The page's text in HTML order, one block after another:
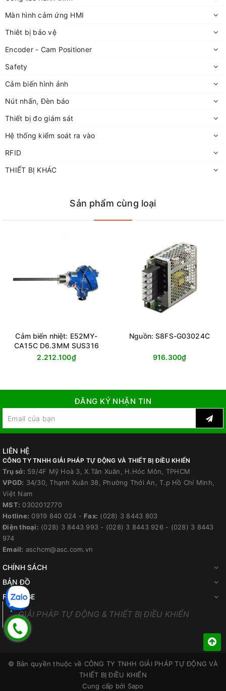
Màn hình cảm ứng HMI
Thiêt bị bảo vệ
Encoder - Cam Positioner
Safety
Cảm biến hình ảnh
Nút nhấn, Đèn báo
Thiết bị đo giám sát
Hệ thống kiểm soát ra vào
RFID
THIẾT BỊ KHÁC
Sản phẩm cùng loại
Cảm biến nhiệt: E52MY-
CA15C D6.3MM SUS316
2.212.100₫
Nguồn: S8FS-G03024C
916.300₫
ĐĂNG KÝ NHẬN TIN
LIÊN HỆ
CÔNG TY TNHH GIẢI PHÁP TỰ ĐỘNG VÀ THIẾT BỊ ĐIỀU KHIỂN
Trụ sở: 59/4F Mỹ Hoà 3, X.Tân Xuân, H.Hóc Môn, TPHCM
VPGD: 34/30, Thạnh Xuân 38, Phường Thới An, T.p Hồ Chí Minh,
Việt Nam
MST: 0302012770
Hotline: 0919 840 024 - Fax: (028) 3 8443 803
Điện thoại: (028) 3 8443 993 - (028) 3 8443 926 - (028) 3 8443
974
Email: aschcm@asc.com.vn
CHÍNH SÁCH
BẢN ĐỒ
FANPAGE
GIẢI PHÁP TỰ ĐỘNG & THIẾT BỊ ĐIỀU KHIỂN
© Bản quyền thuộc về CÔNG TY TNHH GIẢI PHÁP TỰ ĐỘNG VÀ
THIẾT BỊ ĐIỀU KHIỂN
Cung cấp bởi Sapo